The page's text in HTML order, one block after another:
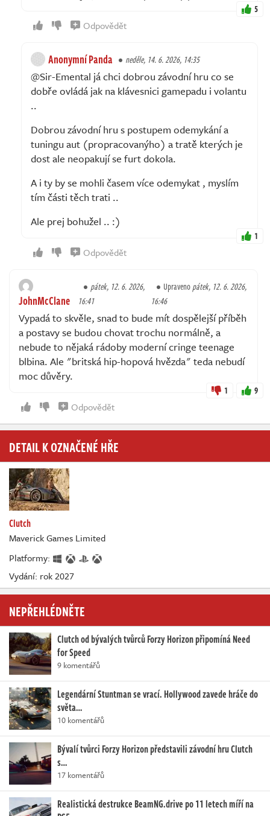
5
Odpovědět
Anonymní Panda neděle, 14. 6. 2026, 14:35
@Sir-Emental já chci dobrou závodní hru co se
dobře ovládá jak na klávesnici gamepadu i volantu
..
Dobrou závodní hru s postupem odemykání a
tuningu aut (propracovanýho) a tratě kterých je
dost ale neopakují se furt dokola.
A i ty by se mohli časem více odemykat , myslím
tím části těch trati ..
Ale prej bohužel .. :)
1
Odpovědět
JohnMcClane
pátek, 12. 6. 2026,
16:41
Upravenopátek, 12. 6. 2026,
16:46
Vypadá to skvěle, snad to bude mít dospělejší příběh
a postavy se budou chovat trochu normálně, a
nebude to nějaká rádoby moderní cringe teenage
blbina. Ale "britská hip-hopová hvězda" teda nebudí
moc důvěry.
1 9
Odpovědět
DETAIL K OZNAČENÉ HŘE
Clutch
Maverick Games Limited
Platformy:
Vydání: rok 2027
NEPŘEHLÉDNĚTE
Clutch od bývalých tvůrců Forzy Horizon připomíná Need
for Speed
9 komentářů
Legendární Stuntman se vrací. Hollywood zavede hráče do
světa…
10 komentářů
Bývalí tvůrci Forzy Horizon představili závodní hru Clutch
s…
17 komentářů
Realistická destrukce BeamNG.drive po 11 letech míří na